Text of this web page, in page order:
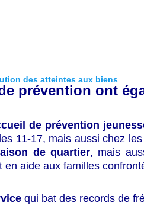
prévention ont
de prévention
11-17, mais aussi chez
de quartier, mais
en aide aux familles
qui bat des records de
des atteintes aux biens